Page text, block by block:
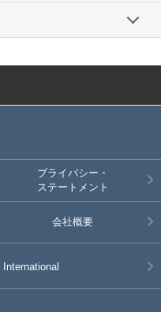
プライバシー・
ステートメント
会社概要
International